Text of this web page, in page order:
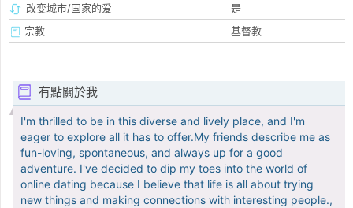
改变城市/国家的爱
是
宗教
基督教
有點關於我
I'm thrilled to be in this diverse and lively place, and I'm
eager to explore all it has to offer.My friends describe me as
fun-loving, spontaneous, and always up for a good
adventure. I've decided to dip my toes into the world of
online dating because I believe that life is all about trying
new things and making connections with interesting people.,